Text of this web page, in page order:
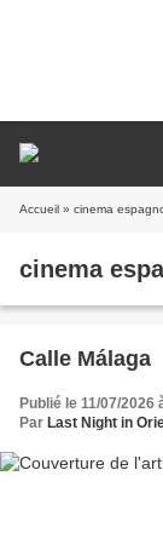
Accueil » cinema
cinema
Calle Málaga
Publié le 11/07/2026
Par Last Night in